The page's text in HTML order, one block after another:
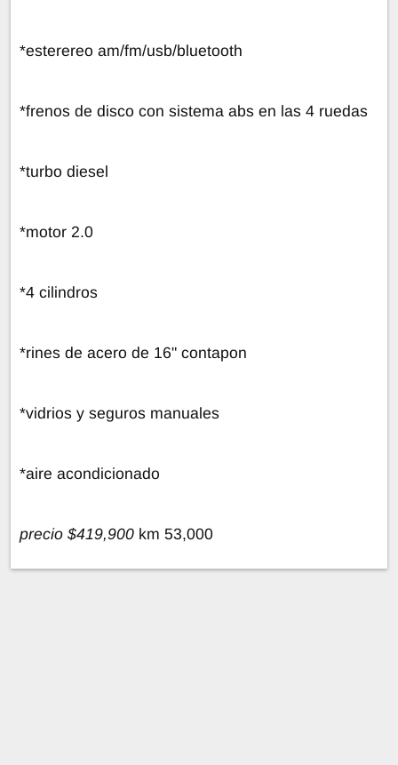
*esterereo am/fm/usb/bluetooth
*frenos de disco con sistema abs en las 4 ruedas
*turbo diesel
*motor 2.0
*4 cilindros
*rines de acero de 16" contapon
*vidrios y seguros manuales
*aire acondicionado
precio $419,900 km 53,000